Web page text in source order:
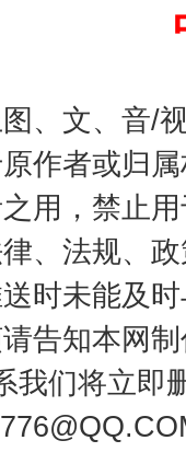
图、文、音/
作者或归
用，禁止
、法规、
时未能及
告知本网
我们将立即